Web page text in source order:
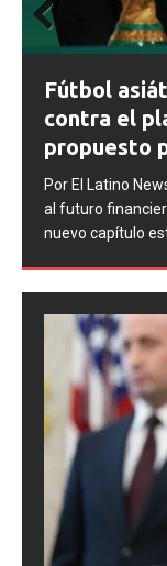
FIFA abre
contra
la final del
Por El Latino
procesos
Argentino
argentina
Prev